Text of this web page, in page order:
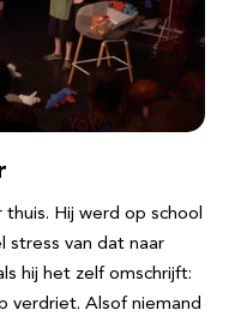
Hij werd op school
stress van dat naar
hij het zelf omschrijft:
verdriet. Alsof niemand